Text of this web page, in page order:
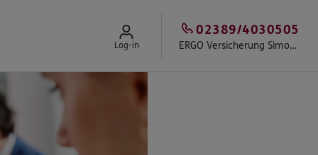
Log-in ERGO Versicherung Simon Schulze-Buxloh
02389/4030505